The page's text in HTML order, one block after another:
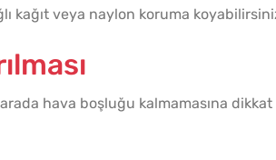
kağıt veya naylon koruma
hava boşluğu kalmamasına dikkat